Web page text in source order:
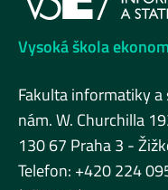
Vysoká škola
Fakulta informatiky
nám. W. Churchilla
130 67 Praha 3 -
Telefon: +420 224